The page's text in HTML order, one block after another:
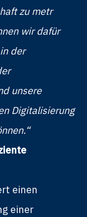
zu metr
wir dafür
der
unsere
Digitalisierung
einen
einer